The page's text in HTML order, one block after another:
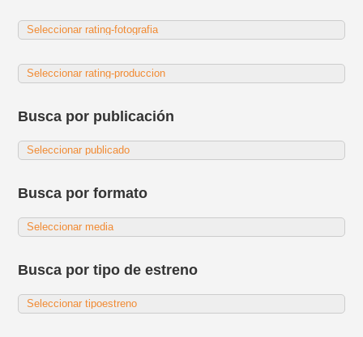
Busca por publicación
Busca por formato
Busca por tipo de estreno